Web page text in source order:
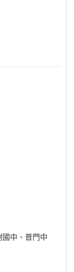
國中、普門中